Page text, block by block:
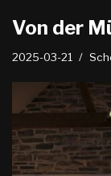
Von der
2025-03-21